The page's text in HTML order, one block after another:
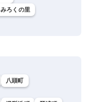
みろくの里
八頭町